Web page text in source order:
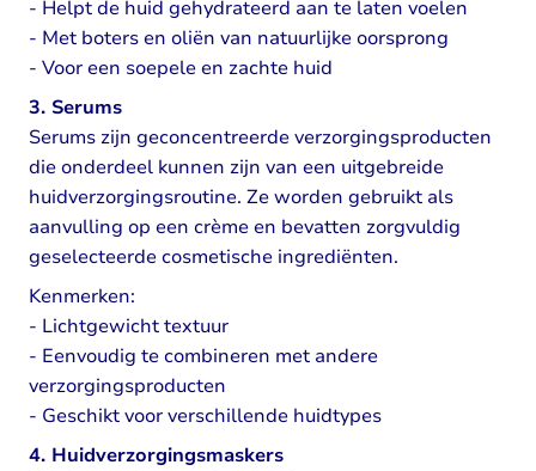
- Helpt de huid gehydrateerd aan te laten voelen
- Met boters en oliën van natuurlijke oorsprong
- Voor een soepele en zachte huid
3. Serums
Serums zijn geconcentreerde verzorgingsproducten
die onderdeel kunnen zijn van een uitgebreide
huidverzorgingsroutine. Ze worden gebruikt als
aanvulling op een crème en bevatten zorgvuldig
geselecteerde cosmetische ingrediënten.
Kenmerken:
- Lichtgewicht textuur
- Eenvoudig te combineren met andere
verzorgingsproducten
- Geschikt voor verschillende huidtypes
4. Huidverzorgingsmaskers